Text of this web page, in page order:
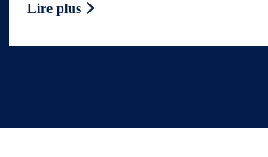
Lire plus